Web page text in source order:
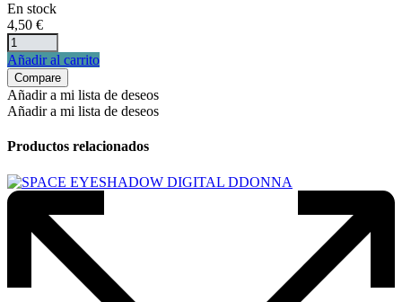
En stock
4,50 €
Añadir al carrito
Compare
Añadir a mi lista de deseos
Añadir a mi lista de deseos
Productos relacionados